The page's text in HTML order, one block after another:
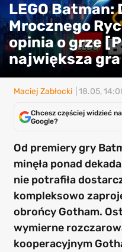
LEGO
Mrocznego
opinia o grze
największa gra
Maciej Zabłocki | 18.05,
Chcesz częściej widzieć
Google?
Od premiery gry
minęła ponad
nie potrafiła
kompleksowo
obrońcy Gotham.
wymierne
kooperacyjnym